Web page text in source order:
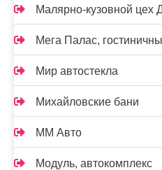
Малярно-кузовной цех
Мега Палас,
Мир автостекла
Михайловские бани
ММ Авто
Модуль, автокомплекс